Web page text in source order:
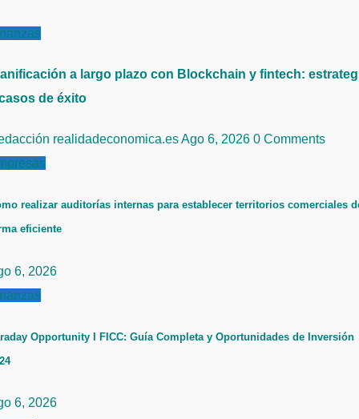
a largo plazo con Blockchain y fintech:
de éxito
realidadeconomica.esAgo 6, 2026 0 Comments
realizar auditorías internas para establecer territorios comerciales
eficiente
6, 2026
Opportunity I FICC: Guía Completa y Oportunidades de Inversión
6, 2026